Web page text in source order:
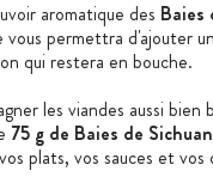
aromatique des Baies
vous permettra d'ajouter
qui restera en bouche.
les viandes aussi
75 g de Baies de
plats, vos sauces et vos